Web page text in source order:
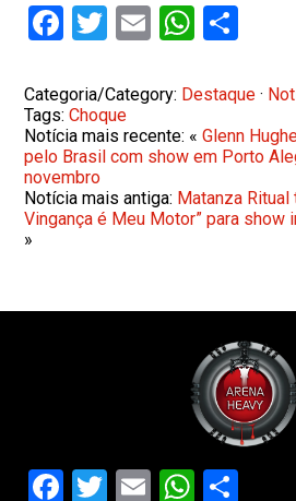
Facebook
Twitter
Email
Categoria/Category: Destaque ·
Tags:Choque
Notícia mais recente: «Glenn
pelo Brasil com show em Porto
novembro
Notícia mais antiga: Matanza Ritual
Vingança é Meu Motor” para show
»
Facebook
Twitter
Email